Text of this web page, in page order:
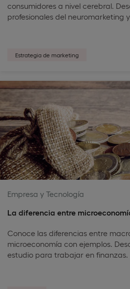
consumidores a nivel cerebral.
profesionales del neuromarketing
Estrategia de marketing
Empresa y Tecnología
La diferencia entre
Conoce las diferencias entre
microeconomía con ejemplos.
estudio para trabajar en finanzas.